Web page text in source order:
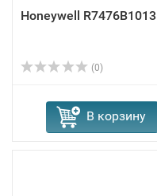
Honeywell R7476B1013
(0)
В корзину